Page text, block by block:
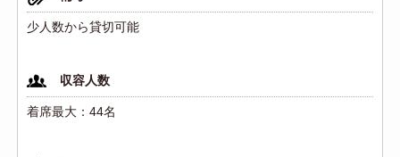
少人数から貸切可能
収容人数
着席最大：44名